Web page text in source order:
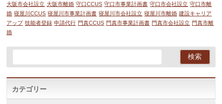
大阪市会社設立 大阪市離婚 守口CCUS 守口市事業計画書 守口市会社設立 守口市離
婚 寝屋川CCUS 寝屋川市事業計画書 寝屋川市会社設立 寝屋川市離婚 建設キャリア
アップ 技能者登録 申請代行 門真CCUS 門真市事業計画書 門真市会社設立 門真市離
婚
カテゴリー